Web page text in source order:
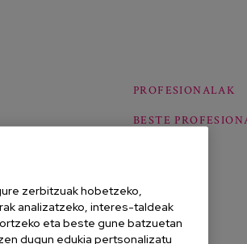
PROFESIONALAK
BESTE
zerbitzuak hobetzeko,
analizatzeko, interes-taldeak
eta beste gune batzuetan
dugun edukia pertsonalizatu